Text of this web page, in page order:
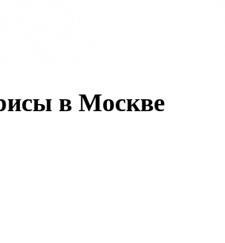
в Москве